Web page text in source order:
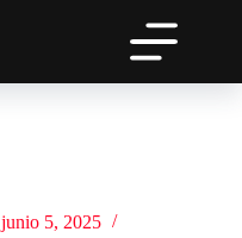
junio 5, 2025